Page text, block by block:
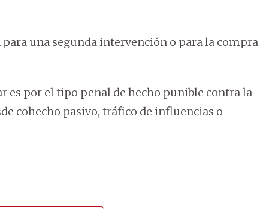
una segunda intervención o para la compra
por el tipo penal de hecho punible contra la
cohecho pasivo, tráfico de influencias o